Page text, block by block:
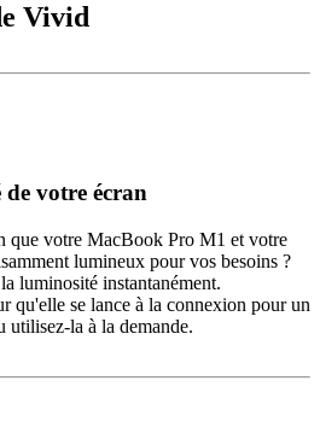
Vivid
votre écran
que votre MacBook Pro M1 et votre
lumineux pour vos besoins ?
luminosité instantanément.
qu'elle se lance à la connexion pour un
utilisez-la à la demande.